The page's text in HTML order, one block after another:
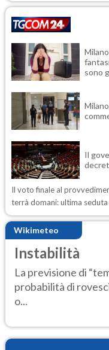
sono
Il
Il voto finale al
terrà domani: ultima
Wikimeteo
Instabilità
La previsione di
probabilità di
o...